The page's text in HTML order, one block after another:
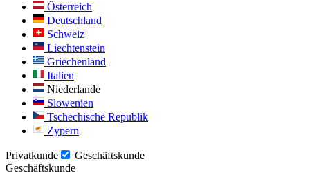
Österreich
Deutschland
Schweiz
Liechtenstein
Griechenland
Italien
Niederlande
Slowenien
Tschechische Republik
Zypern
Privatkunde
Geschäftskunde
Geschäftskunde